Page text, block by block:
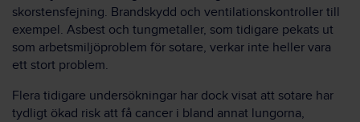
skorstensfejning. Brandskydd och ventilationskontroller till
exempel. Asbest och tungmetaller, som tidigare pekats ut
som arbetsmiljöproblem för sotare, verkar inte heller vara
ett stort problem.
Flera tidigare undersökningar har dock visat att sotare har
tydligt ökad risk att få cancer i bland annat lungorna,